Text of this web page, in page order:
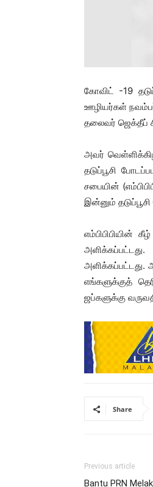
கோவிட் -19
ஊழியர்கள்
தலைவர் ஜெக்தீப்
அவர்
தடுப்பூசி
சபையின்
இன்னும்
எம்பிபிபியின்
அளிக்கப்பட்டது.
எங்களுக்குத்
ஜப்களுக்கு
Share
Previous article
Bantu PRN